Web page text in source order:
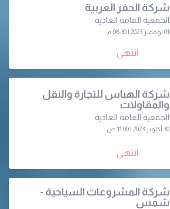
شركة الحفر العربية
الجمعية العامة العادية
01 نوفمبر 2023 | 06:30 م
انتهى
شركة الهباس للتجارة والنقل
والمقاولات
الجمعية العامة العادية
30 أكتوبر 2023 | 11:00 ص
انتهى
شركة المشروعات السياحية -
شمس